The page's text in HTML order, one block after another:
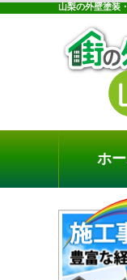
山梨の外壁塗装
ホ